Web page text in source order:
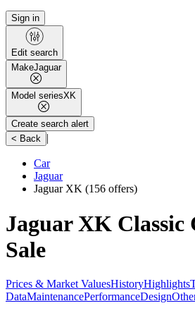
Sign in
Edit search
MakeJaguar
Model seriesXK
Create search alert
< Back |
Car
Jaguar
Jaguar XK (156 offers)
Jaguar XK Classic
Sale
Prices & Market ValuesHistoryHighlights
DataMaintenancePerformanceDesign